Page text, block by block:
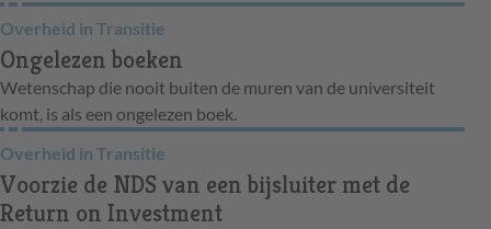
Overheid in Transitie
Ongelezen boeken
Wetenschap die nooit buiten de muren van de universiteit
komt, is als een ongelezen boek.
Overheid in Transitie
Voorzie de NDS van een bijsluiter met de
Return on Investment